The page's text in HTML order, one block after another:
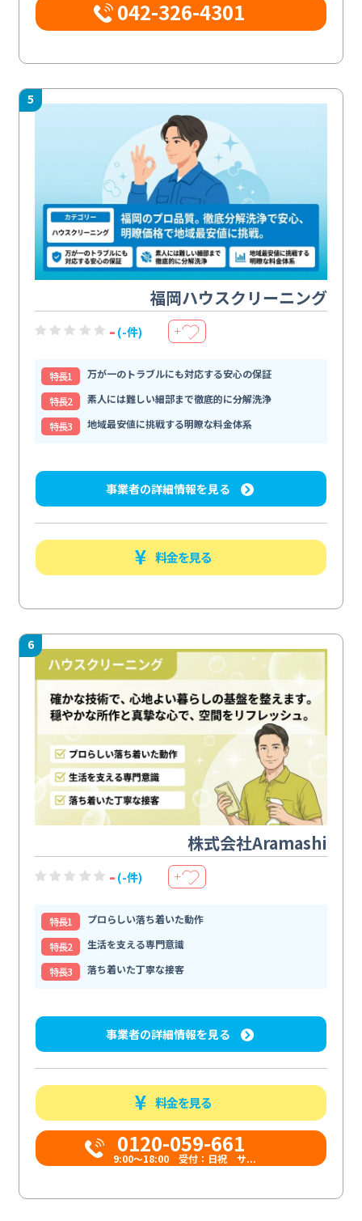
042-326-4301
5
福岡ハウスクリーニング
- (-件) ＋
特⻑1
万が一のトラブルにも対応する安心の保証
特⻑2
素人には難しい細部まで徹底的に分解洗浄
特⻑3
地域最安値に挑戦する明瞭な料金体系
事業者の詳細情報を見る
料金を見る
6
株式会社Aramashi
- (-件) ＋
特⻑1
プロらしい落ち着いた動作
特⻑2
生活を支える専門意識
特⻑3
落ち着いた丁寧な接客
事業者の詳細情報を見る
料金を見る
0120-059-661
9:00〜18:00 受付：日祝 サ...